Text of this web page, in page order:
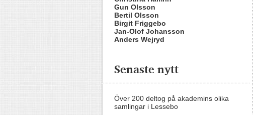
Gun Olsson
Bertil Olsson
Birgit Friggebo
Jan-Olof Johansson
Anders Wejryd
Senaste nytt
Över 200 deltog på akademins olika
samlingar i Lessebo